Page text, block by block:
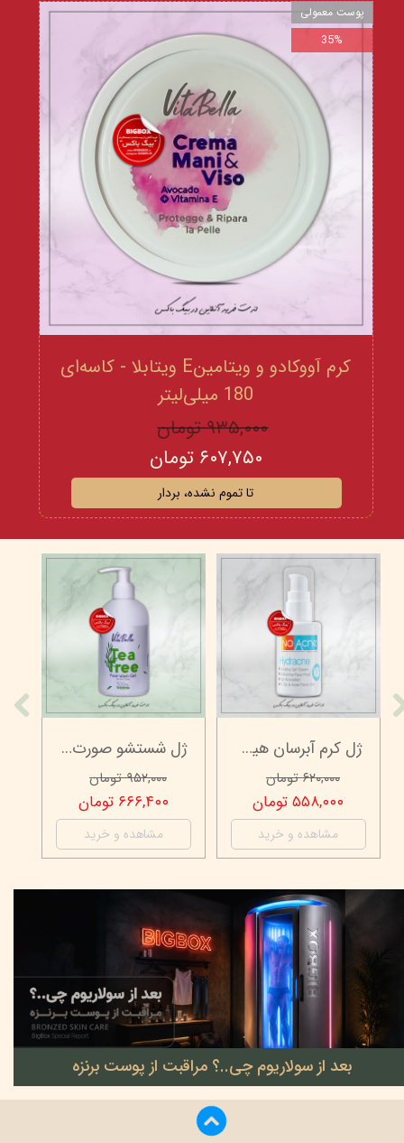
★★
کرم آووکادو و ویتامینE ویتابلا - کاسه‌ای
180 میلی‌لیتر
۹۳۵,۰۰۰ تومان
۶۰۷,۷۵۰ تومان
تا تموم نشده، بردار
پوست معمولی
35%
ژل شستشو صورت ویتابلا - 300 میلی لیتر
۹۵۲,۰۰۰ تومان
۶۶۶,۴۰۰ تومان
مشاهده و خرید
ژل کرم آبرسان هیدراکنه نو آکنه - چرب و جوش دار - 70 میلی لیتر
۶۲۰,۰۰۰ تومان
۵۵۸,۰۰۰ تومان
مشاهده و خرید
بعد از سولاریوم چی..؟ مراقبت از پوست برنزه